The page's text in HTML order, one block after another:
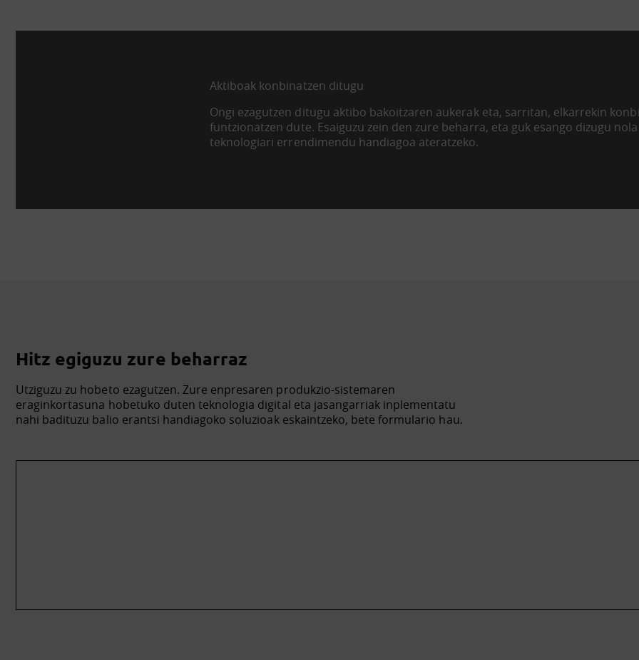
Aktiboak konbinatzen ditugu
Ongi ezagutzen ditugu aktibo bakoitzaren aukerak eta, sarritan, elkarrekin
funtzionatzen dute. Esaiguzu zein den zure beharra, eta guk esango dizugu
teknologiari errendimendu handiagoa ateratzeko.
Hitz egiguzu zure beharraz
Utziguzu zu hobeto ezagutzen. Zure enpresaren produkzio-sistemaren
eraginkortasuna hobetuko duten teknologia digital eta jasangarriak inplementatu
nahi badituzu balio erantsi handiagoko soluzioak eskaintzeko, bete formulario hau.